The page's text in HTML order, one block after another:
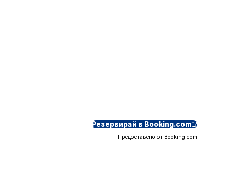
Резервирай в Booking.com
Предоставено от Booking.com